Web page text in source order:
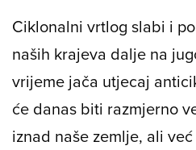
Ciklonalni vrtlog slabi i
naših krajeva dalje na
vrijeme jača utjecaj
će danas biti razmjerno
iznad naše zemlje, ali